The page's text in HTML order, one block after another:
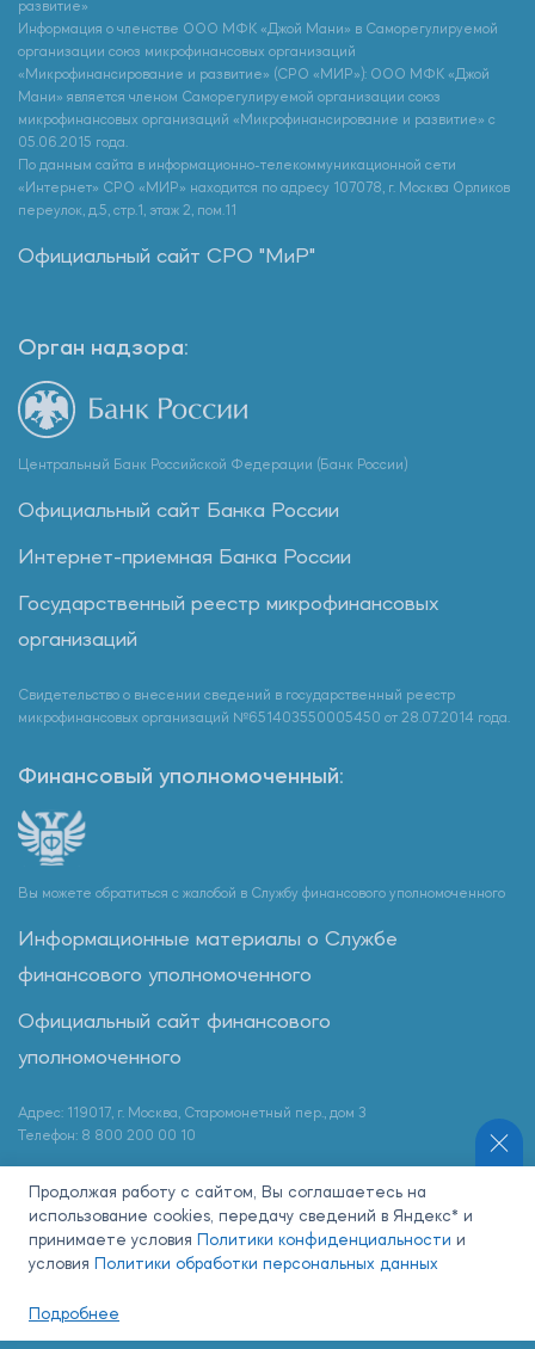
развитие»
Информация о членстве ООО МФК «Джой Мани» в Саморегулируемой
организации союз микрофинансовых организаций
«Микрофинансирование и развитие» (СРО «МИР»): ООО МФК «Джой
Мани» является членом Саморегулируемой организации союз
микрофинансовых организаций «Микрофинансирование и развитие» с
05.06.2015 года.
По данным сайта в информационно-телекоммуникационной сети
«Интернет» СРО «МИР» находится по адресу 107078, г. Москва Орликов
переулок, д.5, стр.1, этаж 2, пом.11
Официальный сайт СРО "МиР"
Орган надзора:
Центральный Банк Российской Федерации (Банк России)
Официальный сайт Банка России
Интернет-приемная Банка России
Государственный реестр микрофинансовых
организаций
Свидетельство о внесении сведений в государственный реестр
микрофинансовых организаций №651403550005450 от 28.07.2014 года.
Финансовый уполномоченный:
Вы можете обратиться с жалобой в Службу финансового уполномоченного
Информационные материалы о Службе
финансового уполномоченного
Официальный сайт финансового
уполномоченного
Адрес: 119017, г. Москва, Старомонетный пер., дом 3
Телефон: 8 800 200 00 10
Наши партнеры:
Продолжая работу с сайтом, Вы соглашаетесь на
использование cookies, передачу сведений в Яндекс* и
принимаете условия Политики конфиденциальности и
условия Политики обработки персональных данных
Подробнее